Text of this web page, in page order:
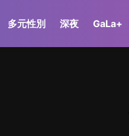
多元性別 深夜 GaLa+